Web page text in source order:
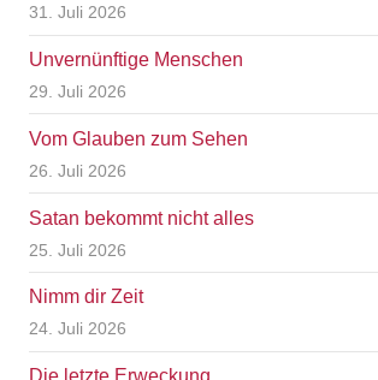
31. Juli 2026
Unvernünftige Menschen
29. Juli 2026
Vom Glauben zum Sehen
26. Juli 2026
Satan bekommt nicht alles
25. Juli 2026
Nimm dir Zeit
24. Juli 2026